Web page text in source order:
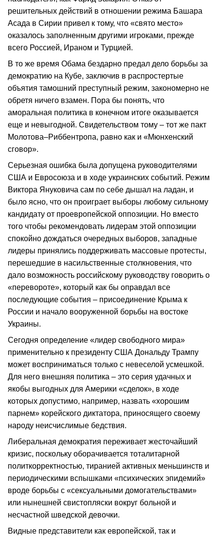
решительных действий в отношении режима Башара
Асада в Сирии привел к тому, что «свято место»
оказалось заполненным другими игроками, прежде
всего Россией, Ираном и Турцией.
В то же время Обама бездарно предал дело борьбы за
демократию на Кубе, заключив в распростертые
объятия тамошний преступный режим, закономерно не
обретя ничего взамен. Пора бы понять, что
аморальная политика в конечном итоге оказывается
еще и невыгодной. Свидетельством тому – тот же пакт
Молотова–Риббентропа, равно как и «Мюнхенский
сговор».
Серьезная ошибка была допущена руководителями
США и Евросоюза и в ходе украинских событий. Режим
Виктора Януковича сам по себе дышал на ладан, и
было ясно, что он проиграет выборы любому сильному
кандидату от проевропейской оппозиции. Но вместо
того чтобы рекомендовать лидерам этой оппозиции
спокойно дождаться очередных выборов, западные
лидеры принялись поддерживать массовые протесты,
перешедшие в насильственные столкновения, что
дало возможность российскому руководству говорить о
«перевороте», который как бы оправдал все
последующие события – присоединение Крыма к
России и начало вооруженной борьбы на востоке
Украины.
Сегодня определение «лидер свободного мира»
применительно к президенту США Дональду Трампу
может восприниматься только с невеселой усмешкой.
Для него внешняя политика – это серия удачных и
якобы выгодных для Америки «сделок», в ходе
которых допустимо, например, назвать «хорошим
парнем» корейского диктатора, приносящего своему
народу неисчислимые бедствия.
Либеральная демократия переживает жесточайший
кризис, поскольку оборачивается тоталитарной
политкорректностью, тиранией активных меньшинств и
периодическими вспышками «психических эпидемий»
вроде борьбы с «сексуальными домогательствами»
или нынешней свистопляски вокруг больной и
несчастной шведской девочки.
Видные представители как европейской, так и